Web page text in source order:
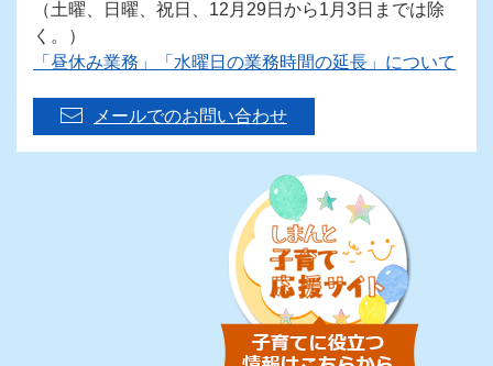
（土曜、日曜、祝日、12月29日から1月3日までは除
く。）
「昼休み業務」「水曜日の業務時間の延長」について
メールでのお問い合わせ